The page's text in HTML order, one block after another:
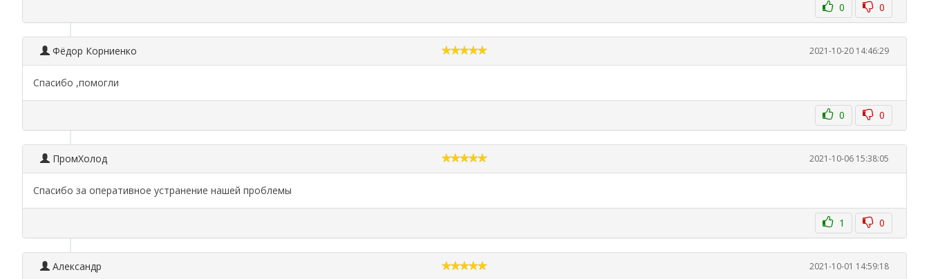
0 0
Фёдор Корниенко 2021-10-20 14:46:29
Спасибо ,помогли
0 0
ПромХолод 2021-10-06 15:38:05
Спасибо за оперативное устранение нашей проблемы
1 0
Александр 2021-10-01 14:59:18